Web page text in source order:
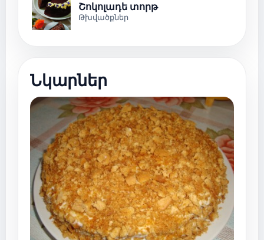
Շոկոլադե տորթ
Թխվածքներ
Նկարներ